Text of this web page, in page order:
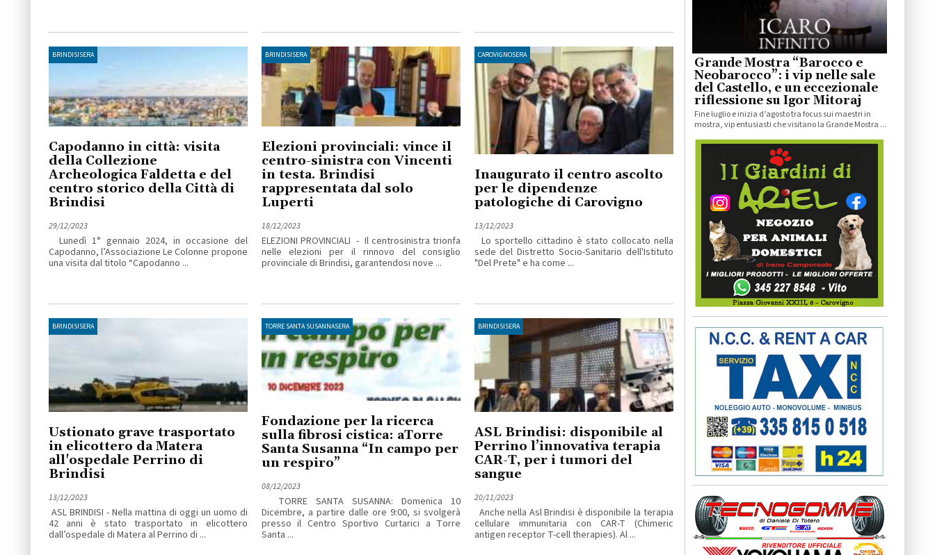
BRINDISISERA
Capodanno in città: visita
della Collezione
Archeologica Faldetta e del
centro storico della Città di
Brindisi
29/12/2023
Lunedì 1° gennaio 2024, in occasione del
Capodanno, l’Associazione Le Colonne propone
una visita dal titolo “Capodanno ...
BRINDISISERA
Elezioni provinciali: vince il
centro-sinistra con Vincenti
in testa. Brindisi
rappresentata dal solo
Luperti
18/12/2023
ELEZIONI PROVINCIALI - Il centrosinistra trionfa
nelle elezioni per il rinnovo del consiglio
provinciale di Brindisi, garantendosi nove ...
CAROVIGNOSERA
Inaugurato il centro ascolto
per le dipendenze
patologiche di Carovigno
13/12/2023
Lo sportello cittadino è stato collocato nella
sede del Distretto Socio-Sanitario dell'Istituto
"Del Prete" e ha come ...
BRINDISISERA
Ustionato grave trasportato
in elicottero da Matera
all'ospedale Perrino di
Brindisi
13/12/2023
ASL BRINDISI - Nella mattina di oggi un uomo di
42 anni è stato trasportato in elicottero
dall’ospedale di Matera al Perrino di ...
TORRE SANTA SUSANNASERA
Fondazione per la ricerca
sulla fibrosi cistica: aTorre
Santa Susanna “In campo per
un respiro”
08/12/2023
TORRE SANTA SUSANNA: Domenica 10
Dicembre, a partire dalle ore 9:00, si svolgerà
presso il Centro Sportivo Curtarici a Torre
Santa ...
BRINDISISERA
ASL Brindisi: disponibile al
Perrino l’innovativa terapia
CAR-T, per i tumori del
sangue
20/11/2023
Anche nella Asl Brindisi è disponibile la terapia
cellulare immunitaria con CAR-T (Chimeric
antigen receptor T-cell therapies). Al ...
Grande Mostra “Barocco e
Neobarocco”: i vip nelle sale
del Castello, e un eccezionale
riflessione su Igor Mitoraj
Fine luglio e inizia d’agosto tra focus sui maestri in
mostra, vip entusiasti che visitano la Grande Mostra ...